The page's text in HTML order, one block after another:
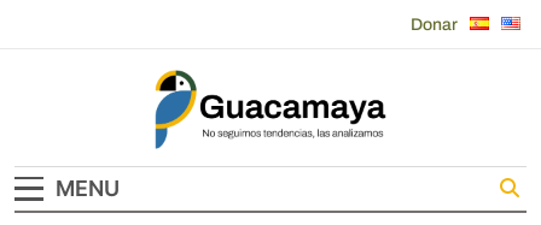
Donar
Guacamaya
MENU